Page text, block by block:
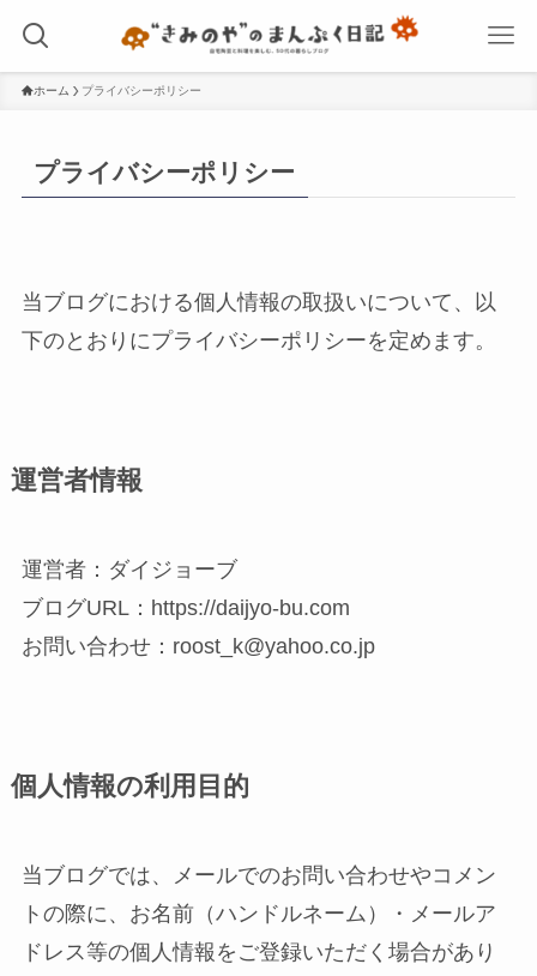
ホーム プライバシーポリシー
プライバシーポリシー
当ブログにおける個人情報の取扱いについて、以
下のとおりにプライバシーポリシーを定めます。
運営者情報
運営者：ダイジョーブ
ブログURL：https://daijyo-bu.com
お問い合わせ：roost_k@yahoo.co.jp
個人情報の利用目的
当ブログでは、メールでのお問い合わせやコメン
トの際に、お名前（ハンドルネーム）・メールア
ドレス等の個人情報をご登録いただく場合があり